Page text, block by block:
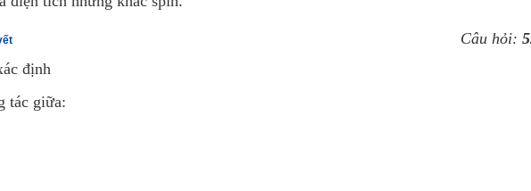
Câu hỏi:
định
tác giữa: